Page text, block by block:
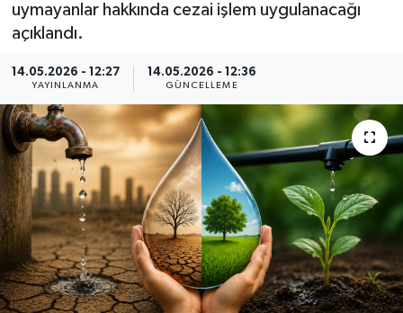
uymayanlar hakkında cezai işlem uygulanacağı
açıklandı.
14.05.2026 - 12:27
YAYINLANMA
14.05.2026 - 12:36
GÜNCELLEME
Emlak
Gündem
Haber
Haber İlanlar
Kültür-Sanat
Magazin
Resmi İlanlar